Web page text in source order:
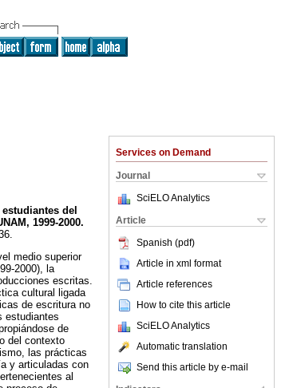
Services on Demand
Journal
SciELO Analytics
Article
Spanish (pdf)
Article in xml format
Article references
How to cite this article
SciELO Analytics
Automatic translation
Send this article by e-mail
del
1999-2000.
medio superior
2000), la
escritas.
cultural ligada
de escritura no
estudiantes
de
del contexto
las prácticas
y articuladas con
al